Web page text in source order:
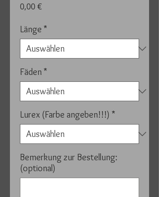
0,00 €Preis
Länge *
Fäden*
Lurex (Farbe angeben!!!) *
Bemerkung zur Bestellung:
(optional)